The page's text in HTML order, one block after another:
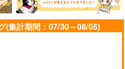
(集計期間：07/30～08/05)